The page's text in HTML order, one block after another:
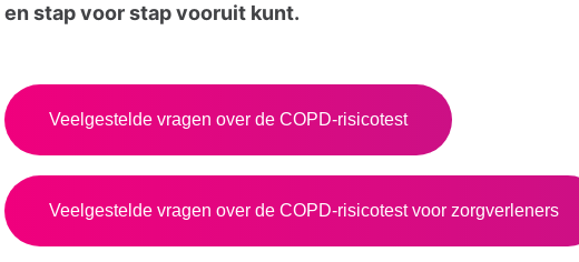
en stap voor stap vooruit kunt.
Veelgestelde vragen over de COPD-risicotest
Veelgestelde vragen over de COPD-risicotest voor zorgverleners